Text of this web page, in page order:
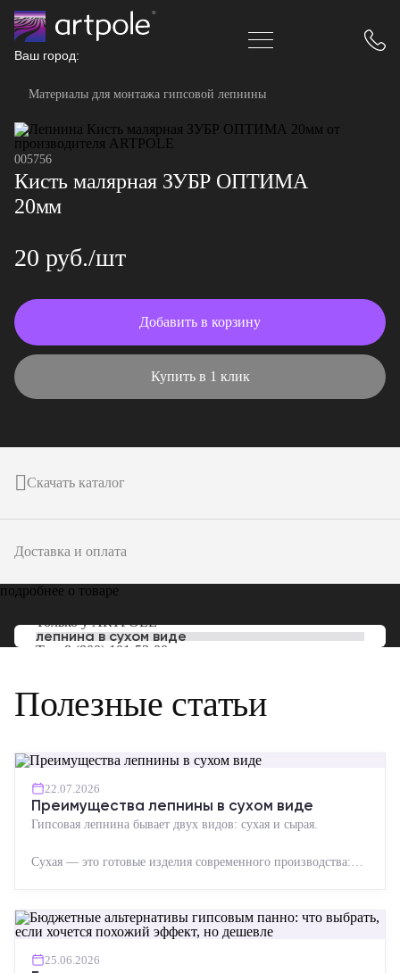
Ваш город:
Материалы для монтажа гипсовой лепнины
005756
Кисть малярная ЗУБР ОПТИМА
20мм
20 руб./шт
Добавить в корзину
Купить в 1 клик
Скачать каталог
Доставка и оплата
подробнее о товаре
Только уARTPOLE
лепнина в сухом виде
Тел: 8 (800) 101-53-00
Полезные статьи
22.07.2026
Преимущества лепнины в сухом виде
Гипсовая лепнина бывает двух видов: сухая и сырая.
Сухая — это готовые изделия современного производства:
25.06.2026